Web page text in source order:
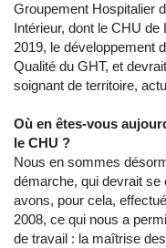
Groupement Hospitalier
Intérieur, dont le CHU de
2019, le développement
Qualité du GHT, et
soignant de territoire,
Où en êtes-vous
le CHU ?
Nous en sommes
démarche, qui devrait se
avons, pour cela,
2008, ce qui nous a
de travail : la maîtrise